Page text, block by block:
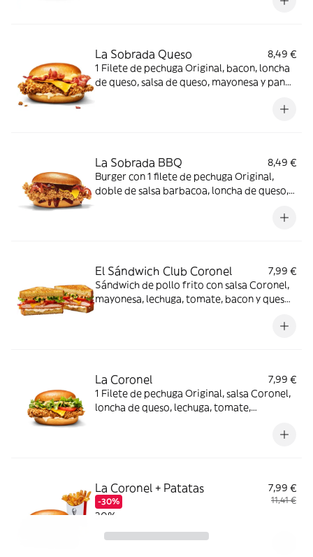
La Sobrada Queso
8,49 €
1 Filete de pechuga Original, bacon, loncha
de queso, salsa de queso, mayonesa y pan
La Sobrada BBQ
8,49 €
Burger con 1 filete de pechuga Original,
doble de salsa barbacoa, loncha de queso,
El Sándwich Club Coronel
7,99 €
Sándwich de pollo frito con salsa Coronel,
mayonesa, lechuga, tomate, bacon y queso,
La Coronel
7,99 €
1 Filete de pechuga Original, salsa Coronel,
loncha de queso, lechuga, tomate,
La Coronel + Patatas
-30%
7,99 €
11,41 €
30%